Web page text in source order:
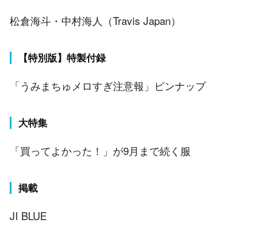
松倉海斗・中村海人（Travis Japan）
【特別版】特製付録
「うみまちゅメロすぎ注意報」ピンナップ
大特集
「買ってよかった！」が9月まで続く服
掲載
JI BLUE